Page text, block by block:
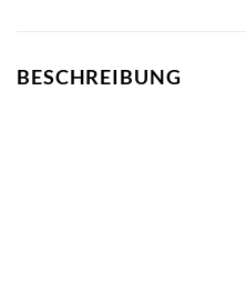
BESCHREIBUNG